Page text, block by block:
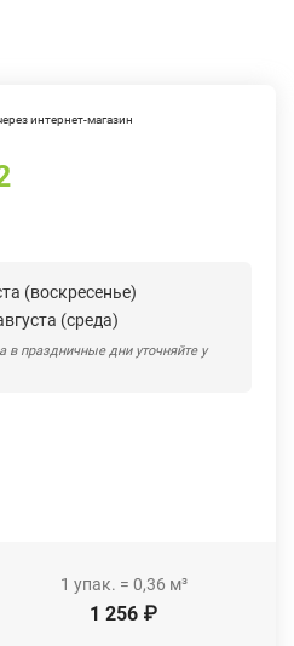
интернет-магазин
(воскресенье)
(среда)
в праздничные дни уточняйте у
1 упак. = 0,36 м³
1 256 ₽